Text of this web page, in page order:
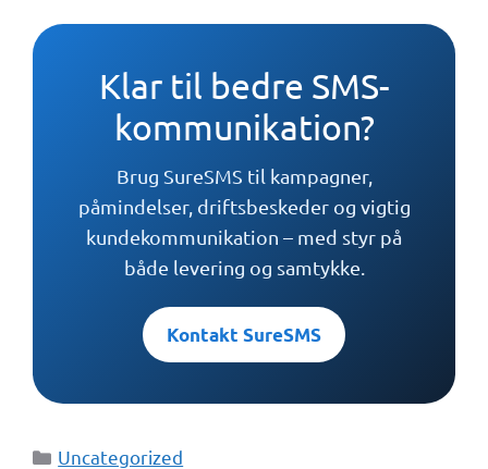
Klar til bedre SMS-
kommunikation?
Brug SureSMS til kampagner,
påmindelser, driftsbeskeder og vigtig
kundekommunikation – med styr på
både levering og samtykke.
Kontakt SureSMS
Kategorier
Uncategorized